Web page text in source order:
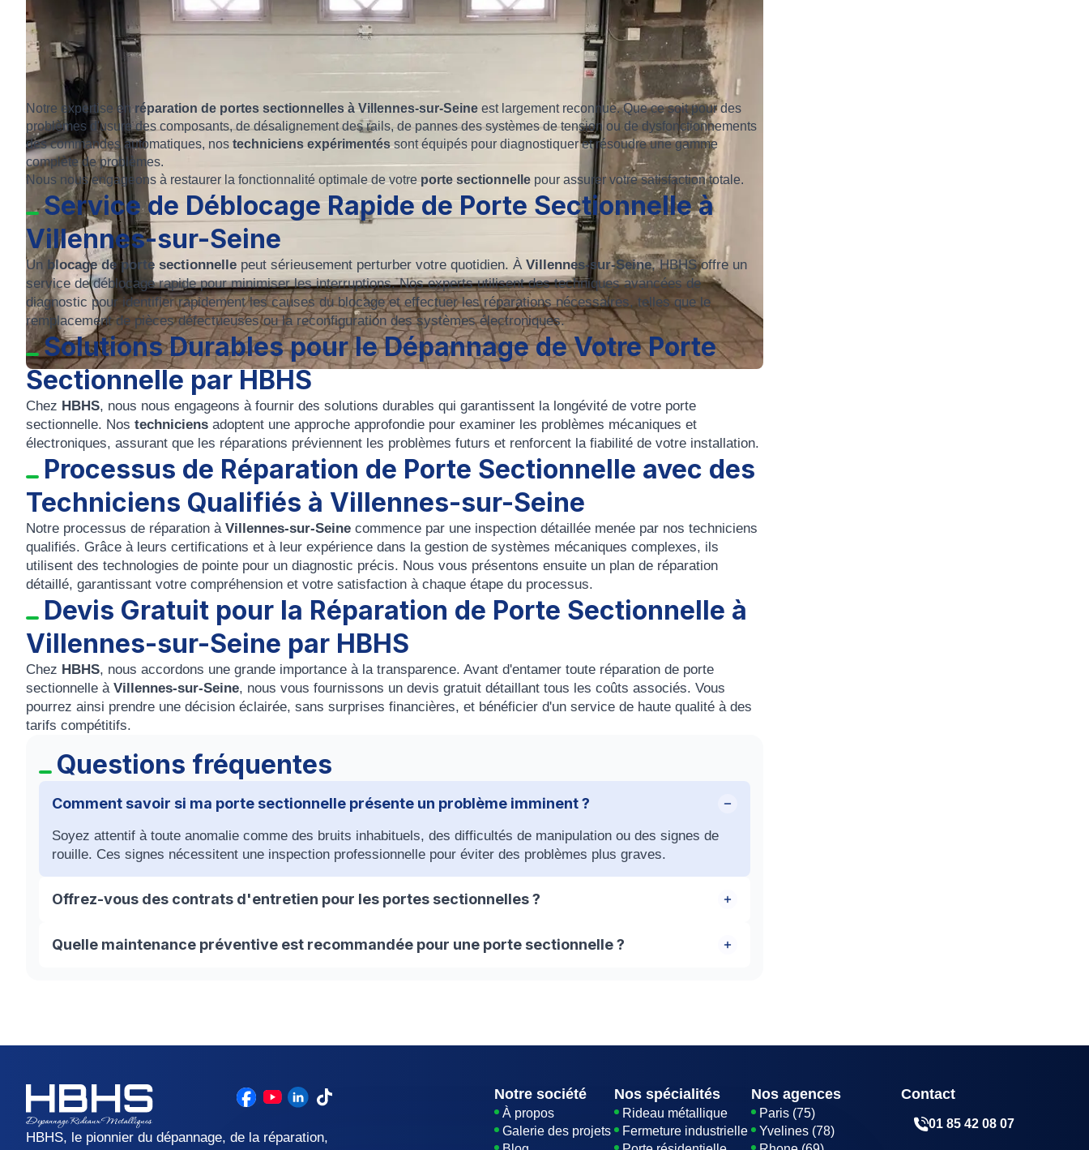
Notre expertise enréparation de portes sectionnelles à Villennes-sur-Seine est largement reconnue. Que ce soit pour des
problèmes d'usure des composants, de désalignement des rails, de pannes des systèmes de tension ou de dysfonctionnements
des commandes automatiques, nos techniciens expérimentéssont équipés pour diagnostiquer et résoudre une gamme
complète de problèmes.
Nous nous engageons à restaurer la fonctionnalité optimale de votreporte sectionnelle pour assurer votre satisfaction totale.
Service de Déblocage Rapide de Porte Sectionnelle à
Villennes-sur-Seine
Un blocage de porte sectionnelle peut sérieusement perturber votre quotidien. À Villennes-sur-Seine, HBHS offre un
service de déblocage rapide pour minimiser les interruptions. Nos experts utilisent des techniques avancées de
diagnostic pour identifier rapidement les causes du blocage et effectuer les réparations nécessaires, telles que le
remplacement de pièces défectueuses ou la reconfiguration des systèmes électroniques.
Solutions Durables pour le Dépannage de Votre Porte
Sectionnelle par HBHS
Chez HBHS, nous nous engageons à fournir des solutions durables qui garantissent la longévité de votre porte
sectionnelle. Nos techniciens adoptent une approche approfondie pour examiner les problèmes mécaniques et
électroniques, assurant que les réparations préviennent les problèmes futurs et renforcent la fiabilité de votre installation.
Processus de Réparation de Porte Sectionnelle avec des
Techniciens Qualifiés à Villennes-sur-Seine
Notre processus de réparation à Villennes-sur-Seine commence par une inspection détaillée menée par nos techniciens
qualifiés. Grâce à leurs certifications et à leur expérience dans la gestion de systèmes mécaniques complexes, ils
utilisent des technologies de pointe pour un diagnostic précis. Nous vous présentons ensuite un plan de réparation
détaillé, garantissant votre compréhension et votre satisfaction à chaque étape du processus.
Devis Gratuit pour la Réparation de Porte Sectionnelle à
Villennes-sur-Seine par HBHS
Chez HBHS, nous accordons une grande importance à la transparence. Avant d'entamer toute réparation de porte
sectionnelle à Villennes-sur-Seine, nous vous fournissons un devis gratuit détaillant tous les coûts associés. Vous
pourrez ainsi prendre une décision éclairée, sans surprises financières, et bénéficier d'un service de haute qualité à des
tarifs compétitifs.
Questions fréquentes
Comment savoir si ma porte sectionnelle présente un problème imminent ?
Soyez attentif à toute anomalie comme des bruits inhabituels, des difficultés de manipulation ou des signes de
rouille. Ces signes nécessitent une inspection professionnelle pour éviter des problèmes plus graves.
Offrez-vous des contrats d'entretien pour les portes sectionnelles ?
Oui, chez HBHS, nous proposons des contrats d'entretien pour assurer le bon fonctionnement continu de votre
porte sectionnelle et prévenir les pannes futures.
Quelle maintenance préventive est recommandée pour une porte sectionnelle ?
HBHS, le pionnier du dépannage, de la réparation,
Notre société
À propos
Galerie des projets
Nos spécialités
Rideau métallique
Fermeture industrielle
Nos agences
Paris (75)
Yvelines (78)
Contact
01 85 42 08 07